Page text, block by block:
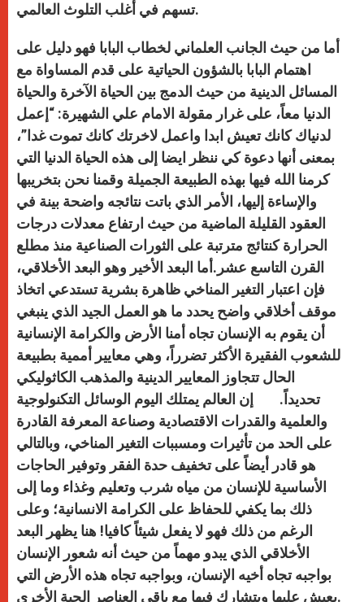
تسهم في أغلب التلوث العالمي.
أما من حيث الجانب العلماني لخطاب البابا فهو دليل على
اهتمام البابا بالشؤون الحياتية على قدم المساواة مع
المسائل الدينية من حيث الدمج بين الحياة الآخرة والحياة
الدنيا معاً، على غرار مقولة الامام علي الشهيرة: “إعمل
لدنياك كانك تعيش ابدا واعمل لاخرتك كانك تموت غدا”،
بمعنى أنها دعوة كي ننظر ايضا إلى هذه الحياة الدنيا التي
كرمنا الله فيها بهذه الطبيعة الجميلة وقمنا نحن بتخريبها
والإساءة إليها، الأمر الذي باتت نتائجه واضحة بينة في
العقود القليلة الماضية من حيث ارتفاع معدلات درجات
الحرارة كنتائج مترتبة على الثورات الصناعية منذ مطلع
القرن التاسع عشر.أما البعد الأخير وهو البعد الأخلاقي،
فإن اعتبار التغير المناخي ظاهرة بشرية تستدعي اتخاذ
موقف أخلاقي واضح يحدد ما هو العمل الجيد الذي ينبغي
أن يقوم به الإنسان تجاه أمنا الأرض والكرامة الإنسانية
للشعوب الفقيرة الأكثر تضرراً، وهي معايير أممية بطبيعة
الحال تتجاوز المعايير الدينية والمذهب الكاثوليكي
تحديداً. إن العالم يمتلك اليوم الوسائل التكنولوجية
والعلمية والقدرات الاقتصادية وصناعة المعرفة القادرة
على الحد من تأثيرات ومسببات التغير المناخي، وبالتالي
هو قادر أيضاً على تخفيف حدة الفقر وتوفير الحاجات
الأساسية للإنسان من مياه شرب وتعليم وغذاء وما إلى
ذلك بما يكفي للحفاظ على الكرامة الانسانية؛ وعلى
الرغم من ذلك فهو لا يفعل شيئاً كافيا! هنا يظهر البعد
الأخلاقي الذي يبدو مهماً من حيث أنه شعور الإنسان
بواجبه تجاه أخيه الإنسان، وبواجبه تجاه هذه الأرض التي
يعيش عليها ويتشارك فيها مع باقي العناصر الحية الأخرى.